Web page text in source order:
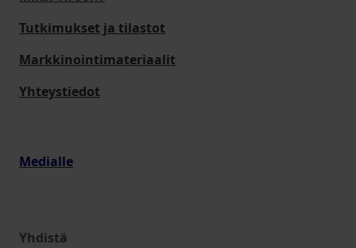
Tutkimukset ja tilastot
Markkinointimateriaalit
Yhteystiedot
Medialle
Yhdistä